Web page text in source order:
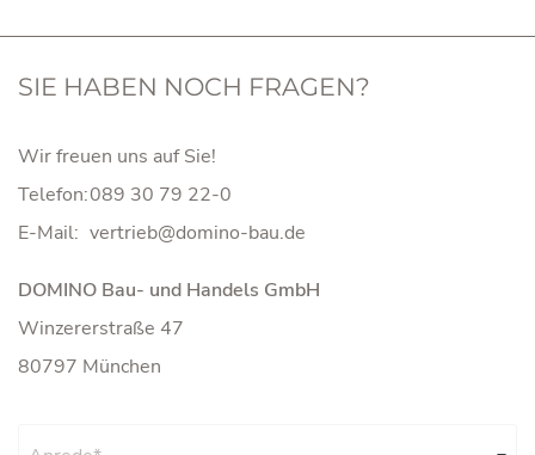
SIE HABEN NOCH FRAGEN?
Wir freuen uns auf Sie!
Telefon:089 30 79 22-0
E-Mail:
DOMINO Bau- und Handels GmbH
Winzererstraße 47
80797 München